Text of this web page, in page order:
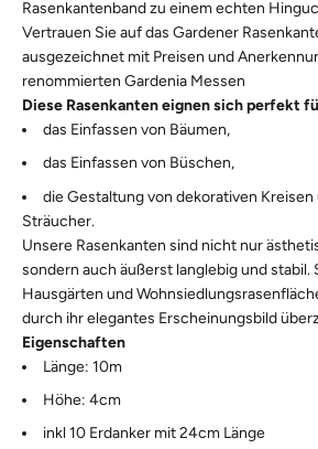
Rasenkantenband zu einem echten
Vertrauen Sie auf das Gardener
ausgezeichnet mit Preisen und
renommierten Gardenia Messen
Diese Rasenkanten eignen sich perfekt
das Einfassen von Bäumen,
das Einfassen von Büschen,
die Gestaltung von dekorativen
Sträucher.
Unsere Rasenkanten sind nicht nur
sondern auch äußerst langlebig und stabil.
Hausgärten und
durch ihr elegantes Erscheinungsbild
Eigenschaften
Länge: 10m
Höhe: 4cm
inkl 10 Erdanker mit 24cm Länge